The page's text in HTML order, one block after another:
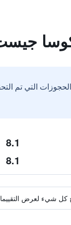
التي تم
8.1
8.1
كل شيء لعرض